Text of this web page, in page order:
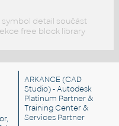
detail součást
free block library
ARKANCE (CAD
Studio) - Autodesk
Platinum Partner &
Training Center &
Services Partner